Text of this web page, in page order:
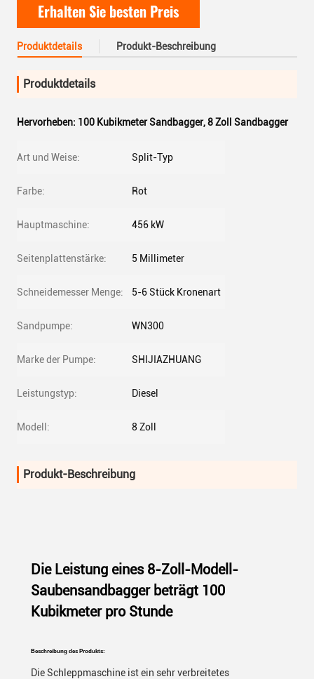
Erhalten Sie besten Preis
Produktdetails Produkt-Beschreibung
Produktdetails
Hervorheben: 100 Kubikmeter Sandbagger,8 Zoll Sandbagger
Art und Weise: Split-Typ
Farbe: Rot
Hauptmaschine: 456 kW
Seitenplattenstärke: 5 Millimeter
Schneidemesser Menge: 5-6 Stück Kronenart
Sandpumpe: WN300
Marke der Pumpe: SHIJIAZHUANG
Leistungstyp: Diesel
Modell: 8 Zoll
Produkt-Beschreibung
Die Leistung eines 8-Zoll-Modell-
Saubensandbagger beträgt 100
Kubikmeter pro Stunde
Beschreibung des Produkts:
Die Schleppmaschine ist ein sehr verbreitetes